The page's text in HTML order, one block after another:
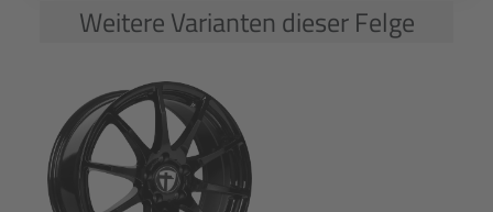
Weitere Varianten dieser Felge